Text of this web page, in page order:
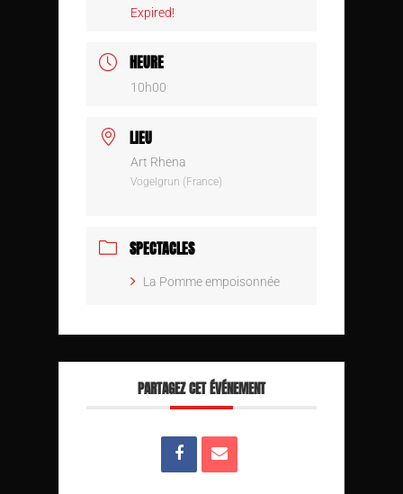
Expired!
HEURE
10h00
LIEU
Art Rhena
Vogelgrun (France)
SPECTACLES
La Pomme empoisonnée
PARTAGEZ CET ÉVÉNEMENT